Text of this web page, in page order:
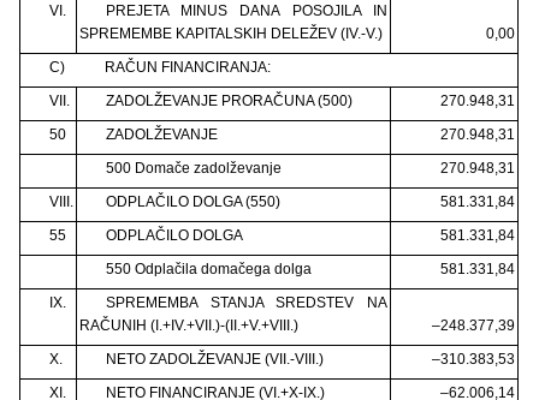
VI.
PREJETA MINUS DANA POSOJILA IN
SPREMEMBE KAPITALSKIH DELEŽEV (IV.-V.)
0,00
C)
RAČUN FINANCIRANJA:
VII.
ZADOLŽEVANJE PRORAČUNA (500)
270.948,31
50
ZADOLŽEVANJE
270.948,31
500 Domače zadolževanje
270.948,31
VIII.
ODPLAČILO DOLGA (550)
581.331,84
55
ODPLAČILO DOLGA
581.331,84
550 Odplačila domačega dolga
581.331,84
IX.
SPREMEMBA STANJA SREDSTEV NA
RAČUNIH (I.+IV.+VII.)-(II.+V.+VIII.)
–248.377,39
X.
NETO ZADOLŽEVANJE (VII.-VIII.)
–310.383,53
XI.
NETO FINANCIRANJE (VI.+X-IX.) –62.006,14